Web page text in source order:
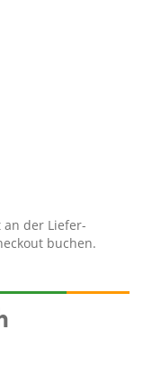
der Liefer-
buchen.